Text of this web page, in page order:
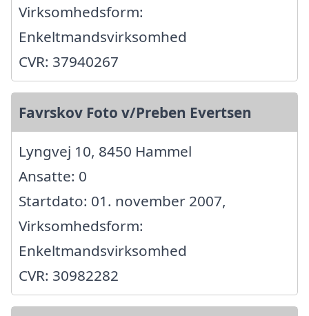
Virksomhedsform:
Enkeltmandsvirksomhed
CVR: 37940267
Favrskov Foto v/Preben Evertsen
Lyngvej 10, 8450 Hammel
Ansatte: 0
Startdato: 01. november 2007,
Virksomhedsform:
Enkeltmandsvirksomhed
CVR: 30982282